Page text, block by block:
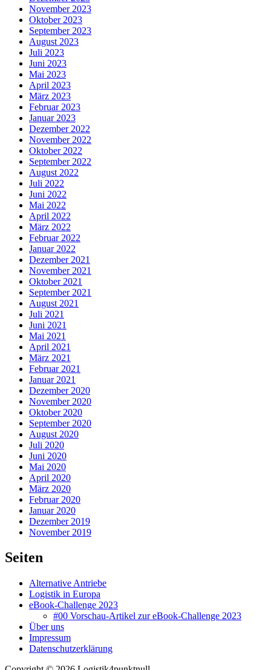
November 2023
Oktober 2023
September 2023
August 2023
Juli 2023
Juni 2023
Mai 2023
April 2023
März 2023
Februar 2023
Januar 2023
Dezember 2022
November 2022
Oktober 2022
September 2022
August 2022
Juli 2022
Juni 2022
Mai 2022
April 2022
März 2022
Februar 2022
Januar 2022
Dezember 2021
November 2021
Oktober 2021
September 2021
August 2021
Juli 2021
Juni 2021
Mai 2021
April 2021
März 2021
Februar 2021
Januar 2021
Dezember 2020
November 2020
Oktober 2020
September 2020
August 2020
Juli 2020
Juni 2020
Mai 2020
April 2020
März 2020
Februar 2020
Januar 2020
Dezember 2019
November 2019
Seiten
Alternative Antriebe
Logistik in Europa
eBook-Challenge 2023
#00 Vorschau-Artikel zur eBook-Challenge 2023
Über uns
Impressum
Datenschutzerklärung